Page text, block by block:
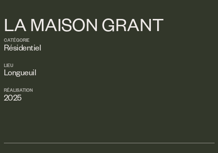
LA MAISON GRANT
CATÉGORIE
Résidentiel
LIEU
Longueuil
RÉALISATION
2025